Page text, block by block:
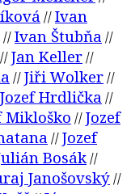
//Ivan
//Ivan Štubňa //
//Jan Keller//
//Jiři Wolker//
Jozef Hrdlička //
Mikloško //Jozef
//Jozef
Bosák//
Janošovský//